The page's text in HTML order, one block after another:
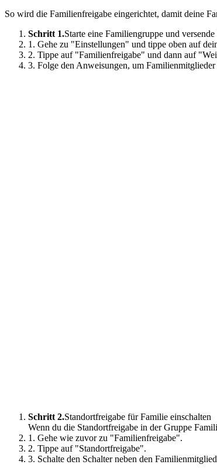
So wird die Familienfreigabe eingerichtet, damit deine
Schritt 1.Starte eine Familiengruppe und
1. Gehe zu "Einstellungen" und tippe oben auf
2. Tippe auf "Familienfreigabe" und dann auf
3. Folge den Anweisungen, um
Schritt 2.Standortfreigabe für Familie einschalten
Wenn du die Standortfreigabe in der Gruppe
1. Gehe wie zuvor zu "Familienfreigabe".
2. Tippe auf "Standortfreigabe".
3. Schalte den Schalter neben den